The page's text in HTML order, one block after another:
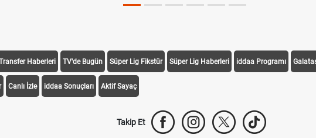
Haberleri TV'de Bugün Süper Lig Fikstür Süper Lig Haberleri iddaa Programı
Canlı İzle iddaa Sonuçları Aktif Sayaç
Takip Et